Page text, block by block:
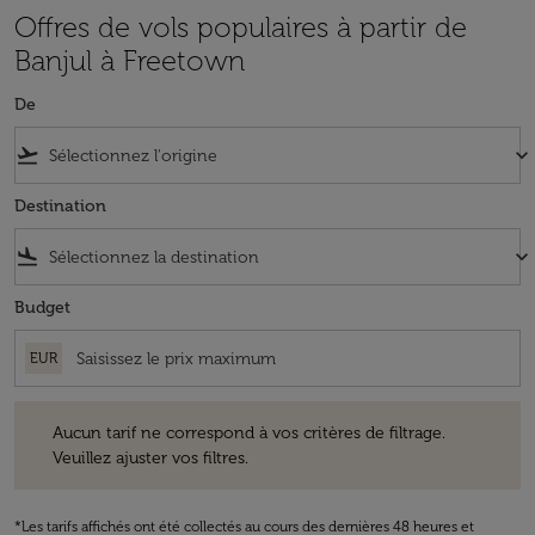
Offres de vols populaires à partir de
Banjul à Freetown
De
flight_takeoff keyboard_arrow_down
Destination
flight_land keyboard_arrow_down
Budget
EUR
Aucun tarif ne correspond à vos critères de filtrage.
Veuillez ajuster vos filtres.
*Les tarifs affichés ont été collectés au cours des dernières 48 heures et